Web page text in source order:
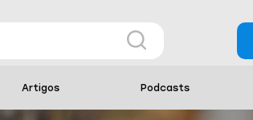
Artigos Podcasts